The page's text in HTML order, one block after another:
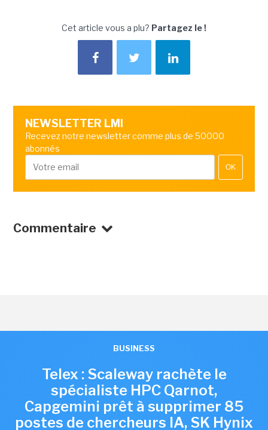
Cet article vous a plu? Partagez le !
NEWSLETTER LMI
Recevez notre newsletter comme plus de 50000
abonnés
OK
Commentaire
BUSINESS
Telex : Scaleway rachète le
spécialiste HPC Qarnot,
Capgemini prêt à supprimer 85
postes de chercheurs IA, SK Hynix